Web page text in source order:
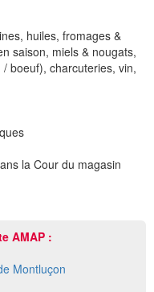
huiles, fromages &
saison, miels & nougats,
boeuf), charcuteries, vin,
la Cour du magasin
AMAP :
Montluçon